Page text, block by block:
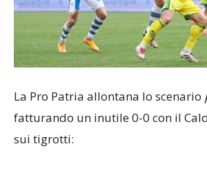
La Pro Patria allontana lo scenario
fatturando un inutile 0-0 con il
sui tigrotti: